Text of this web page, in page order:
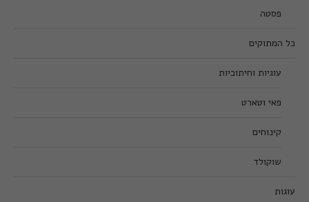
פסטה
כל המתוקים
עוגיות וחיתוכיות
פאי וטארט
קינוחים
שוקולד
עוגות